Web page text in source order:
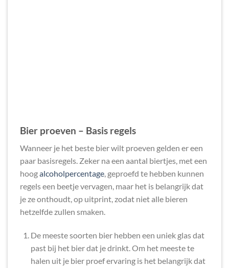
Bier proeven – Basis regels
Wanneer je het beste bier wilt proeven gelden er een
paar basisregels. Zeker na een aantal biertjes, met een
hoogalcoholpercentage, geproefd te hebben kunnen
regels een beetje vervagen, maar het is belangrijk dat
je ze onthoudt, op uitprint, zodat niet alle bieren
hetzelfde zullen smaken.
De meeste soorten bier hebben een uniek glas dat
past bij het bier dat je drinkt. Om het meeste te
halen uit je bier proef ervaring is het belangrijk dat